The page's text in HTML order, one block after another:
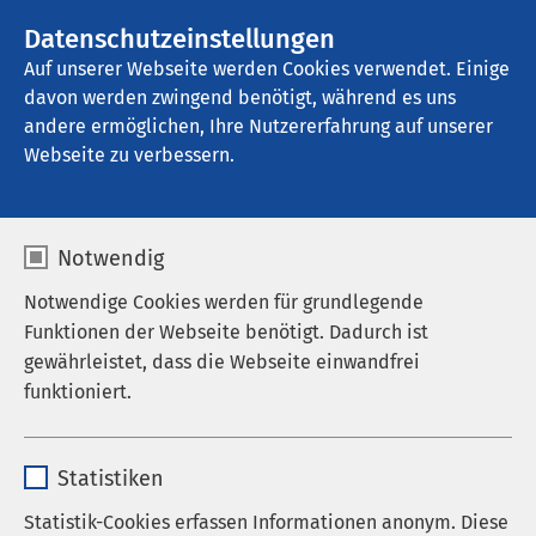
Datenschutzeinstellungen
Auf unserer Webseite werden Cookies verwendet. Einige
davon werden zwingend benötigt, während es uns
andere ermöglichen, Ihre Nutzererfahrung auf unserer
Webseite zu verbessern.
Notwendig
Notwendige Cookies werden für grundlegende
Funktionen der Webseite benötigt. Dadurch ist
gewährleistet, dass die Webseite einwandfrei
funktioniert.
Anbieter sgalinski
Statistiken
Statistik-Cookies erfassen Informationen anonym. Diese
AMEOS Pflege Haldensleben